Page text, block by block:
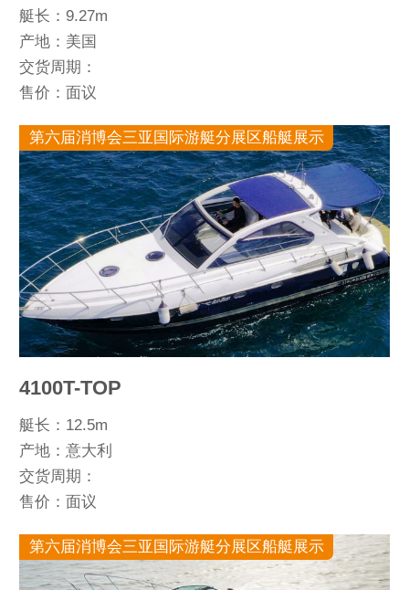
艇长：9.27m
产地：美国
交货周期：
售价：面议
第六届消博会三亚国际游艇分展区船艇展示
4100T-TOP
艇长：12.5m
产地：意大利
交货周期：
售价：面议
第六届消博会三亚国际游艇分展区船艇展示